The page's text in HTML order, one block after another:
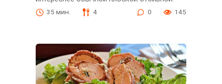
35 мин. 4 0 145